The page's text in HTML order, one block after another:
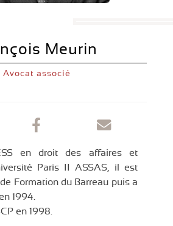
Meurin
Avocat associé
en droit des affaires et
Paris II ASSAS, il est
Formation du Barreau puis a
1994.
en 1998.